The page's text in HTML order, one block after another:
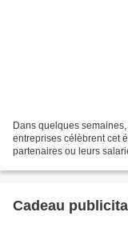
Dans quelques
entreprises célèbrent cet
partenaires ou leurs
Cadeau